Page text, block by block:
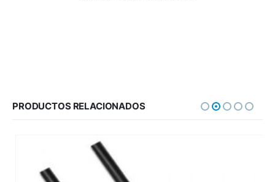
PRODUCTOS RELACIONADOS